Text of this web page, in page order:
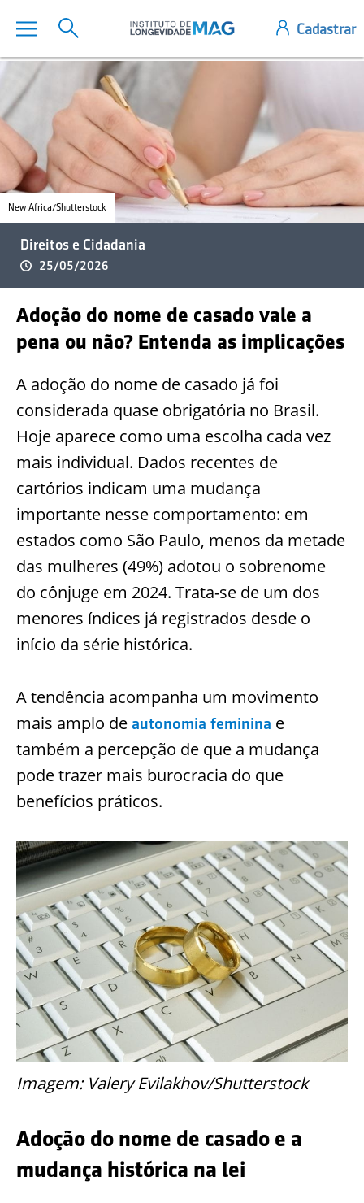
New Africa/Shutterstock
Direitos e Cidadania
25/05/2026
Adoção do nome de casado vale a
pena ou não? Entenda as implicações
A adoção do nome de casado já foi
considerada quase obrigatória no Brasil.
Hoje aparece como uma escolha cada vez
mais individual. Dados recentes de
cartórios indicam uma mudança
importante nesse comportamento: em
estados como São Paulo, menos da metade
das mulheres (49%) adotou o sobrenome
do cônjuge em 2024. Trata-se de um dos
menores índices já registrados desde o
início da série histórica.
A tendência acompanha um movimento
mais amplo de autonomia feminina e
também a percepção de que a mudança
pode trazer mais burocracia do que
benefícios práticos.
Imagem: Valery Evilakhov/Shutterstock
Adoção do nome de casado e a
mudança histórica na lei